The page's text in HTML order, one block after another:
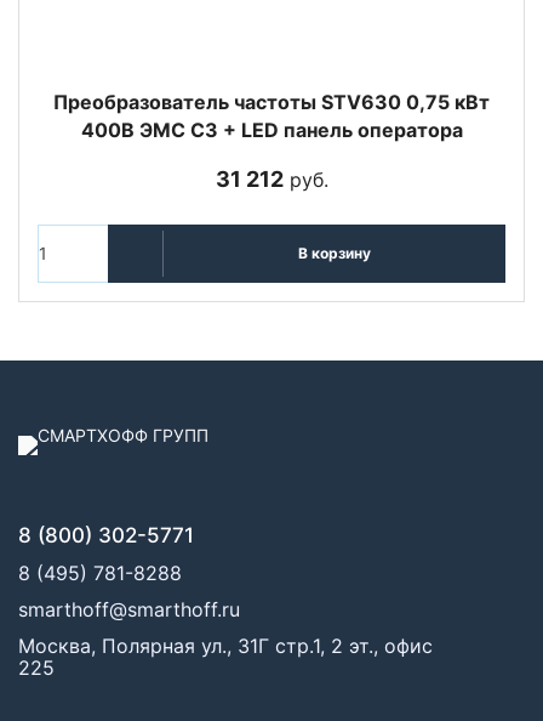
Преобразователь частоты STV630 0,75 кВт
400В ЭМС С3 + LED панель оператора
31 212руб.
В корзину
8 (800) 302-5771
8 (495) 781-8288
smarthoff@smarthoff.ru
Москва, Полярная ул., 31Г стр.1, 2 эт., офис
225